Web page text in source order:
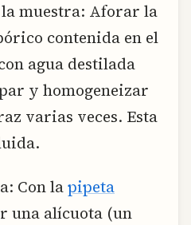
muestra: Aforar la
contenida en el
agua destilada
y homogeneizar
varias veces. Esta
Con lapipeta
una alícuota (un